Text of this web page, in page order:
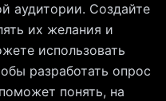
аудитории. Создайте
их желания и
использовать
разработать опрос
понять, на